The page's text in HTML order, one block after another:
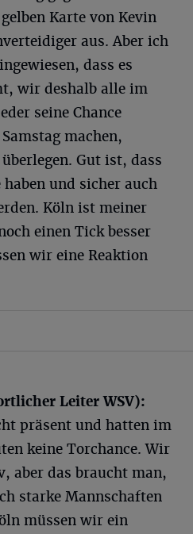
Karte von Kevin
aus. Aber ich
dass es
wir deshalb alle im
seine Chance
machen,
Gut ist, dass
und sicher auch
Köln ist meiner
einen Tick besser
wir eine Reaktion
Leiter WSV):
präsent und hatten im
keine Torchance. Wir
aber das braucht man,
starke Mannschaften
müssen wir ein